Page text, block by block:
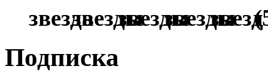
(
Подписка